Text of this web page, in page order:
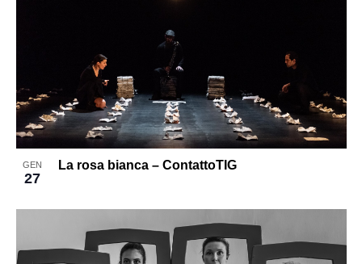
GEN
27
La rosa bianca – ContattoTIG